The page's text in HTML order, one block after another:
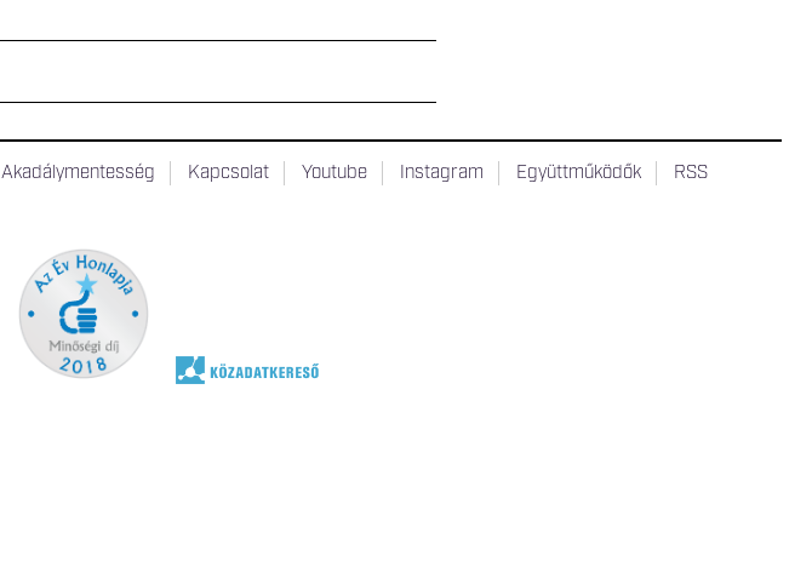
Akadálymentesség Kapcsolat Youtube Instagram Együttműködők RSS